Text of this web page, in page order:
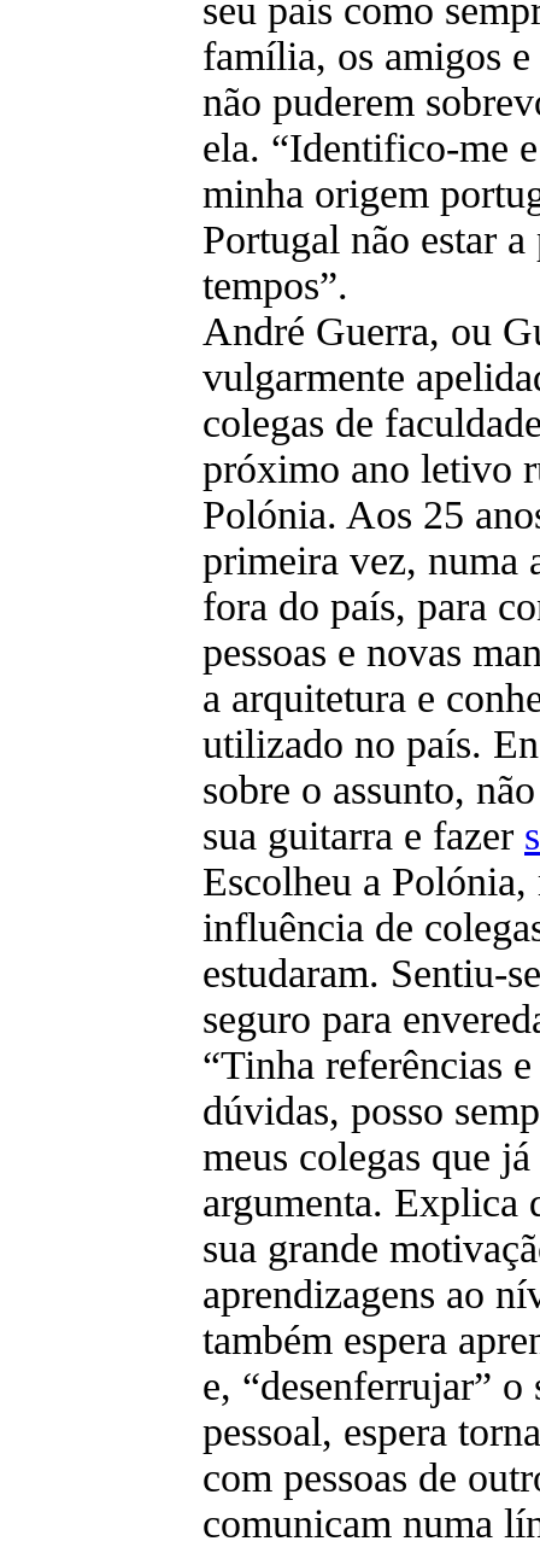
seu país como
família, os amigos e
não puderem
ela. “Identifico-me
minha origem
Portugal não estar a
tempos”.
André Guerra, ou
vulgarmente
colegas de
próximo ano letivo
Polónia. Aos 25
primeira vez, numa
fora do país, para
pessoas e novas
a arquitetura e
utilizado no país.
sobre o assunto,
sua guitarra e fazer
Escolheu a
influência de
estudaram. Sentiu-
seguro para
“Tinha referências
dúvidas, posso
meus colegas que
argumenta. Explica
sua grande
aprendizagens ao
também espera
e, “desenferrujar”
pessoal, espera
com pessoas de
comunicam numa